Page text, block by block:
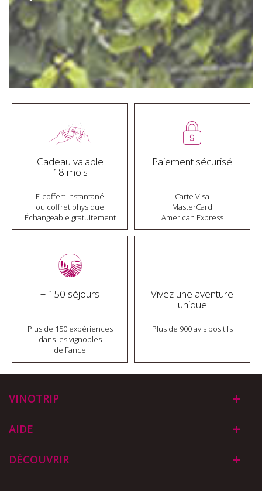
Cadeau valable
18 mois
E-coffert instantané
ou coffret physique
Échangeable gratuitement
Paiement sécurisé
Carte Visa
MasterCard
American Express
+ 150 séjours
Plus de 150 expériences
dans les vignobles
de Fance
Vivez une aventure
unique
Plus de 900 avis positifs
VINOTRIP
AIDE
DÉCOUVRIR